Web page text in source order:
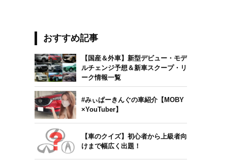
おすすめ記事
【国産＆外車】新型デビュー・モデ
ルチェンジ予想＆新車スクープ・リ
ーク情報一覧
#みぃぱーきんぐの車紹介【MOBY
×YouTuber】
【車のクイズ】初心者から上級者向
けまで幅広く出題！